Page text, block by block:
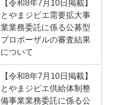
【令和8年7月10日掲載】
とやまジビエ需要拡大事
業業務委託に係る公募型
プロポーザルの審査結果
について
【令和8年7月10日掲載】
とやまジビエ供給体制整
備事業業務委託に係る公